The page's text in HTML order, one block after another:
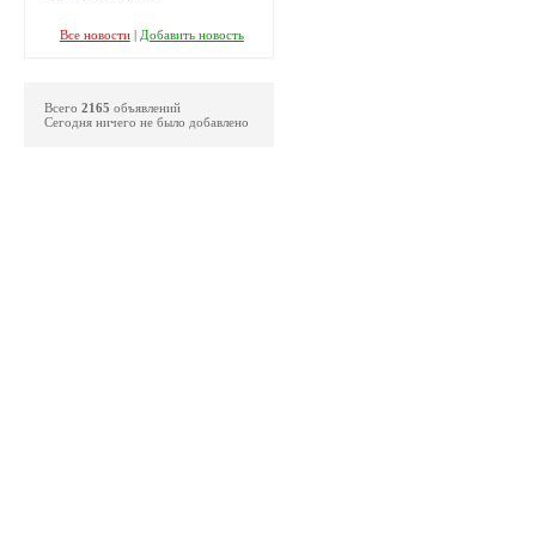
Все новости| Добавить новость
Всего 2165 объявлений
Сегодня ничего не было добавлено